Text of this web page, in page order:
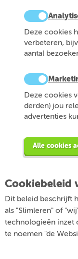
Deze cookies
verbeteren,
aantal
Deze cookies
derden) jou
advertenties
Alle cookies
Cookiebeleid
Dit beleid beschrijft
als "Slimleren" of
technologieën inzet
te noemen "de